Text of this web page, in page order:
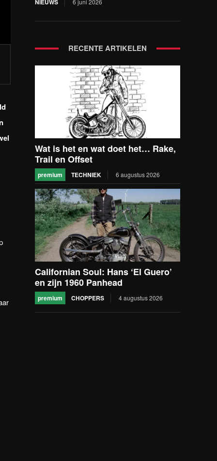
NIEUWS 6 juni 2026
RECENTE ARTIKELEN
Wat is het en wat doet het… Rake,
Trail en Offset
premium TECHNIEK 6 augustus 2026
Californian Soul: Hans ‘El Guero’
en zijn 1960 Panhead
premium CHOPPERS 4 augustus 2026